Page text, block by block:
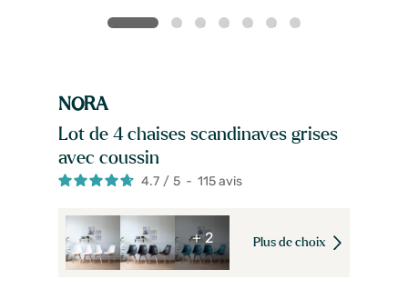
NORA
Lot de 4 chaises scandinaves grises
avec coussin
4.7 / 5 - 115avis
+ 2 Plus de choix